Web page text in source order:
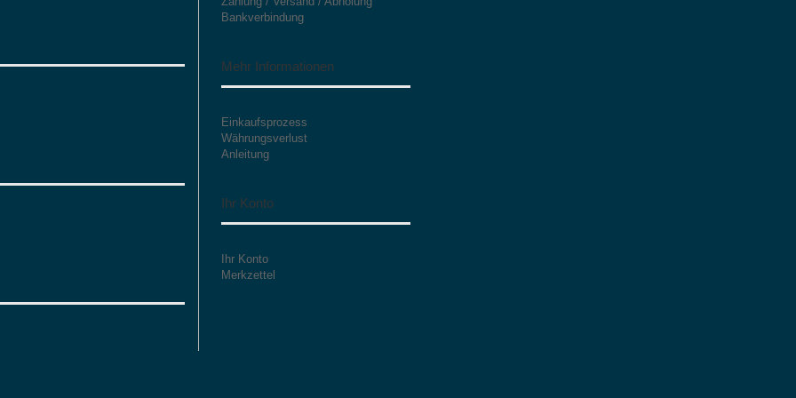
Bankverbindung
Mehr Informationen
Einkaufsprozess
Währungsverlust
Anleitung
Ihr Konto
Ihr Konto
Merkzettel